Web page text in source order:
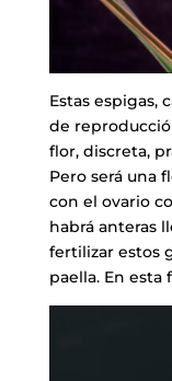
Estas espigas,
de
flor, discreta,
Pero será una
con el ovario
habrá anteras
fertilizar estos
paella. En